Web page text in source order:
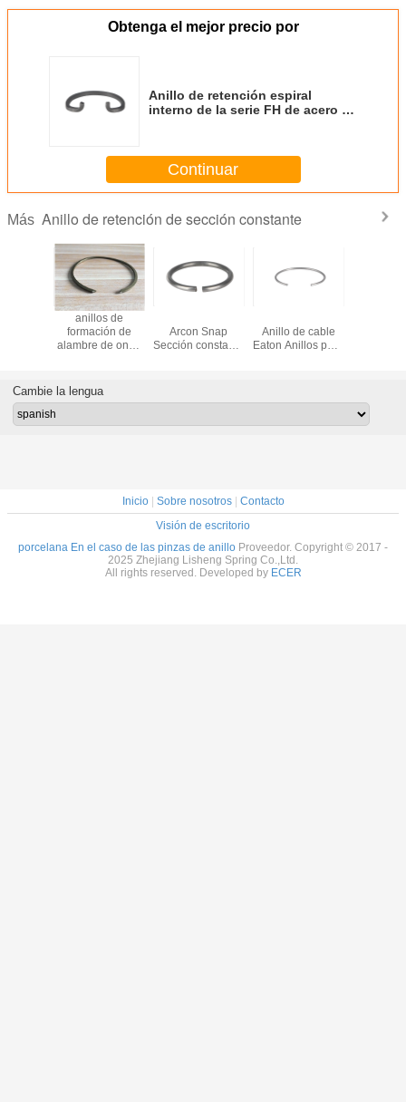
Obtenga el mejor precio por
Anillo de retención espiral
interno de la serie FH de acero al
Continuar
Más Anillo de retención de sección constante
anillos de
formación de
alambre de onda
retención de
sección constante
al carbono
Arcon Snap
Sección constante
Anillo de cable
Eaton Anillos para
Cambie la lengua
Inicio| Sobre nosotros| Contacto
Visión de escritorio
porcelana En el caso de las pinzas de anillo Proveedor. Copyright © 2017 -
2025 Zhejiang Lisheng Spring Co.,Ltd.
All rights reserved. Developed by ECER